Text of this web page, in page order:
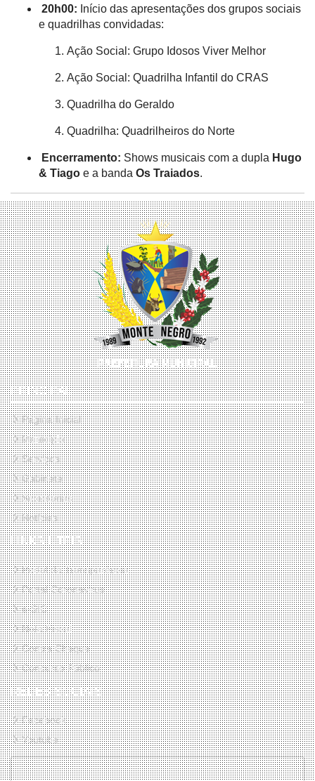
20h00: Início das apresentações dos grupos sociais
e quadrilhas convidadas:
Ação Social: Grupo Idosos Viver Melhor
Ação Social: Quadrilha Infantil do CRAS
Quadrilha do Geraldo
Quadrilha: Quadrilheiros do Norte
Encerramento: Shows musicais com a dupla Hugo
& Tiago e a banda Os Traiados.
PRINCIPAL
Página Inicial
Município
Serviços
Gabinete
Secretarias
Notícias
LINKS ÚTEIS
Portal da Transparência
Portal Coronavirus
e-SIC
Nota Fiscal
Contra Cheque
Concurso Público
REDES SOCIAIS
Facebook
Youtube